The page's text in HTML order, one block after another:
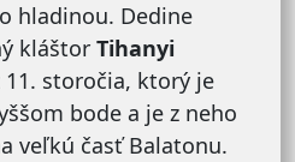
hladinou. Dedine
kláštor Tihanyi
11. storočia, ktorý je
bode a je z neho
veľkú časť Balatonu.